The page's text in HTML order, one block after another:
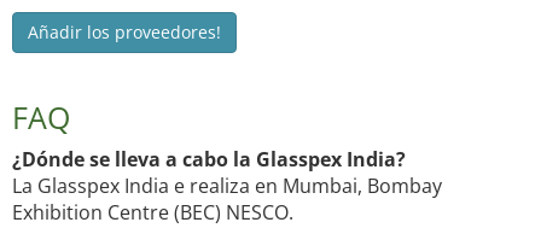
Añadir los proveedores!
FAQ
¿Dónde se lleva a cabo la Glasspex India?
La Glasspex India e realiza en Mumbai, Bombay
Exhibition Centre (BEC) NESCO.